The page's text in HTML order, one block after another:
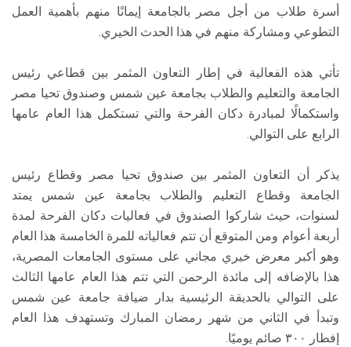
أسرة طلاب من أجل مصر بالجامعة إيمانًا منهم بأهمية العمل
التطوعي ومشاركة منهم في هذا الحدث الخيري.
تأتي هذه الفعالية في إطار التعاون المثمر بين قطاعي رئيس
الجامعة والتعليم والطلاب بجامعة عين شمس وصندوق تحيا مصر
واستكمالًا لمبادرة دكان الفرحة والتي تستكمل هذا العام عامها
الرابع على التوالي.
يذكر أن التعاون المثمر بين صندوق تحيا مصر وقطاع رئيس
الجامعة وقطاع التعليم والطلاب بجامعة عين شمس يمتد
لسنوات، حيث شاركوا الصندوق في فعاليات دكان الفرحة لمدة
أربعة أعوام ومن المتوقع أن تتم فعالياته للمرة الخامسة هذا العام
وهو أكبر معرض خيري مجاني على مستوى الجامعات المصرية،
هذا بالإضافه إلى مائدة الرحمن التي تتم هذا العام عامها الثالث
على التوالي بالحديقة الرئيسية بدار ضيافة جامعة عين شمس
وتبدأ في الثاني من شهر رمضان المبارك وتستهدف هذا العام
إفطار ٣٠٠ صائم يوميًا.